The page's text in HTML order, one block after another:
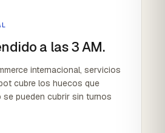
a las 3 AM.
internacional, servicios
cubre los huecos que
se pueden cubrir sin turnos